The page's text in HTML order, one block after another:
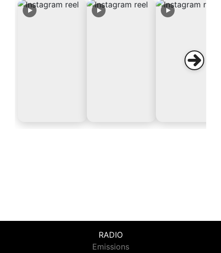
RADIO
Emissions